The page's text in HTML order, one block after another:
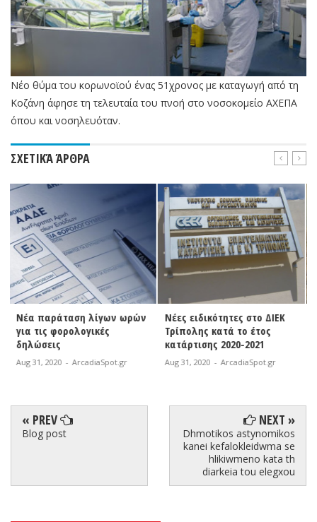
Νέο θύμα του κορωνοϊού ένας 51χρονος με καταγωγή από τη
Κοζάνη άφησε τη τελευταία του πνοή στο νοσοκομείο ΑΧΕΠΑ
όπου και νοσηλευόταν.
ΣΧΕΤΙΚΆ ΆΡΘΡΑ
Νέες ειδικότητες στο ΔΙΕΚ
Τρίπολης κατά το έτος
κατάρτισης 2020-2021
Aug 31, 2020 - ArcadiaSpot.gr
Φωτιά σε εξέλιξη στη
Ζάκυνθο | Άμεση
κινητοποίηση της
Πυροσβεστικής
« PREV
Blog post
NEXT »
Dhmotikos astynomikos
kanei kefalokleidwma se
hlikiwmeno kata th
diarkeia tou elegxou